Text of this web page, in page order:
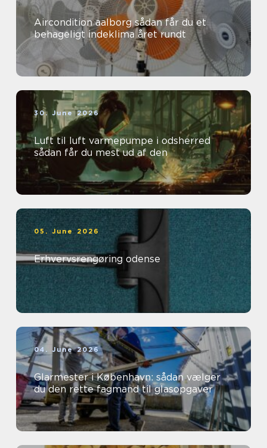
Aircondition aalborg sådan får du et
behageligt indeklima året rundt
30. June 2026
Luft til luft varmepumpe i odsherred
sådan får du mest ud af den
05. June 2026
Erhvervsrengøring odense
04. June 2026
Glarmester i København: sådan vælger
du den rette fagmand til glasopgaver